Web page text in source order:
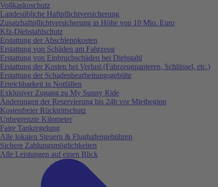
Vollkaskoschutz
Landesübliche Haftpflichtversicherung
Zusatzhaftpflichtversicherung in Höhe von 10 Mio. Euro
Kfz-Diebstahlschutz
Erstattung der Abschleppkosten
Erstattung von Schäden am Fahrzeug
Erstattung von Einbruchschäden bei Diebstahl
Erstattung der Kosten bei Verlust (Fahrzeugpapieren, Schlüssel, etc.)
Erstattung der Schadenbearbeitungsgebühr
Erreichbarkeit in Notfällen
Exklusiver Zugang zu My Sunny Ride
Änderungen der Reservierung bis 24h vor Mietbeginn
Kostenfreier Rücktrittschutz
Unbegrenzte Kilometer
Faire Tankregelung
Alle lokalen Steuern & Flughafengebühren
Sichere Zahlungsmöglichkeiten
Alle Leistungen auf einen Blick